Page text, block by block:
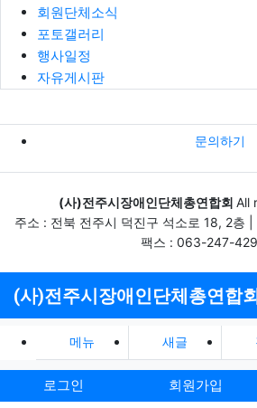
회원단체소식
포토갤러리
행사일정
자유게시판
문의하기
(사)전주시장애인단체총연합회 All
주소 : 전북 전주시 덕진구 석소로 18, 2층
팩스 : 063-247-
(사)전주시장애인단체총연합
메뉴 새글
로그인 회원가입